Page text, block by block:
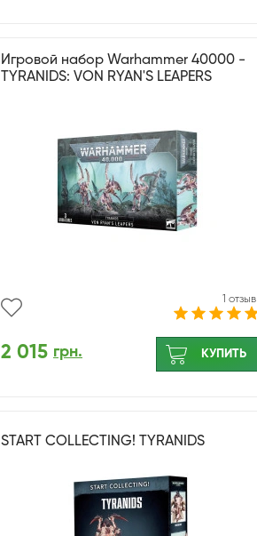
Игровой набор Warhammer 40000 -
TYRANIDS: VON RYAN'S LEAPERS
1 отзыв
2 015 грн. КУПИТЬ
START COLLECTING! TYRANIDS